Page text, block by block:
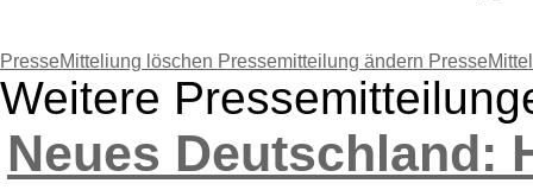
PresseMitteliung löschen Pressemitteilung ändern
Weitere
Neues Deutschland: